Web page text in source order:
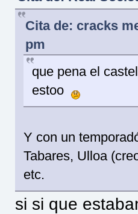
Cita de: cracks
pm
que pena el
estoo
Y con un
Tabares, Ulloa
etc.
si si que